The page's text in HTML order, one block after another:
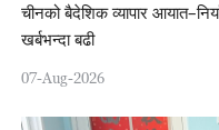
चीनको बैदेशिक व्यापार
खर्बभन्दा बढी
07-Aug-2026